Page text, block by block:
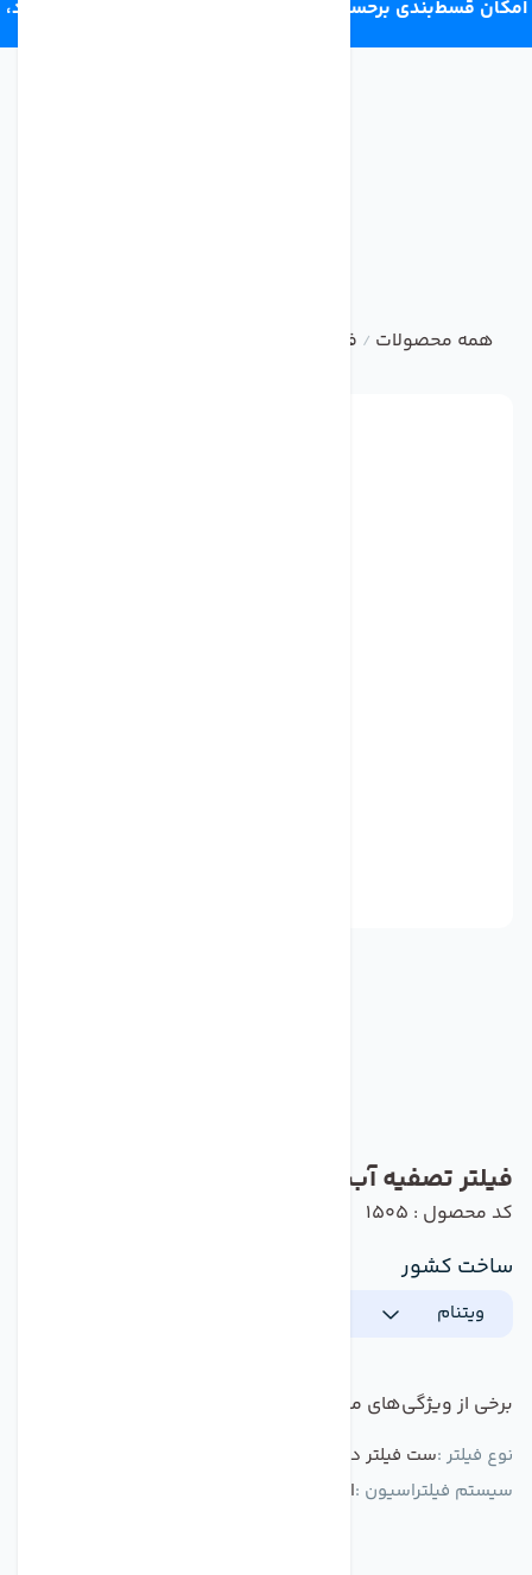
امکان قسط‌بندی برحسب اعتبار ترب‌پی 4 قسط ماهانه. بدون سود،
همه محصولات / فیلتر تصفیه کننده آب
فیلتر تصفیه آب کانگرو ویتنام بسته 3 عددی
کد محصول : 1505
ساخت کشور
ویتنام
برخی از ویژگی‌های مهم این محصول :
نوع فیلتر :ست فیلتر دستگاه تصفیه آب خانگی 1 تا 3
سیستم فیلتراسیون :الیافی و کربنی